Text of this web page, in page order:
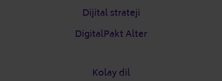
Dijital strateji
DigitalPakt Alter
Kolay dil